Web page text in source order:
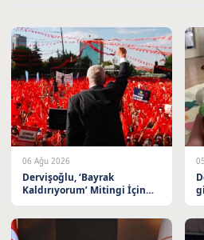
06 Ağu 2026
Dervişoğlu, ‘Bayrak
Kaldırıyorum’ Mitingi İçin